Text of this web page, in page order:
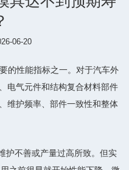
06-20
的性能指标之一。对于汽车外
电气元件和结构复合材料部件
维护频率、部件一致性和整体
护不善或产量过高所致。但实